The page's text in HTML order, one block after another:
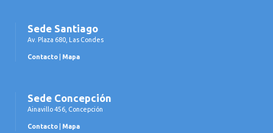
Sede Santiago
Av. Plaza 680, Las Condes
Contacto Mapa
Sede Concepción
Ainavillo 456, Concepción
Contacto Mapa